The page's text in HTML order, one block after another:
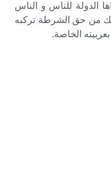
الدولة للناس و الناس
من حق الشرطة تركبه
الخاصة.